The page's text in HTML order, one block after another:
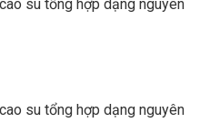
su tổng hợp dạng nguyên
su tổng hợp dạng nguyên